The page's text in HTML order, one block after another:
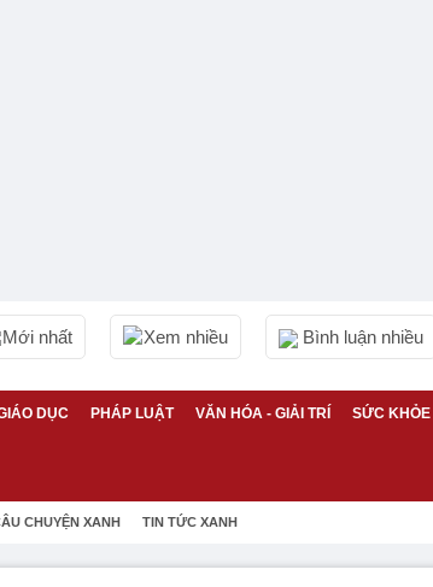
Mới nhất Xem nhiều Bình luận nhiều
DỤC PHÁP LUẬT VĂN HÓA - GIẢI TRÍ SỨC KHỎE
CHUYỆN XANH TIN TỨC XANH